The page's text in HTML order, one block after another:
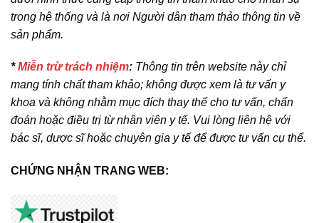
trong hệ thống và là nơi Người dân tham thảo thông tin về
sản phẩm.
*Miễn trừ trách nhiệm: Thông tin trên website này chỉ
mang tính chất tham khảo; không được xem là tư vấn y
khoa và không nhằm mục đích thay thế cho tư vấn, chẩn
đoán hoặc điều trị từ nhân viên y tế. Vui lòng liên hệ với
bác sĩ, dược sĩ hoặc chuyên gia y tế để được tư vấn cụ thể.
CHỨNG NHẬN TRANG WEB: